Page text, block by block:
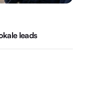
leads